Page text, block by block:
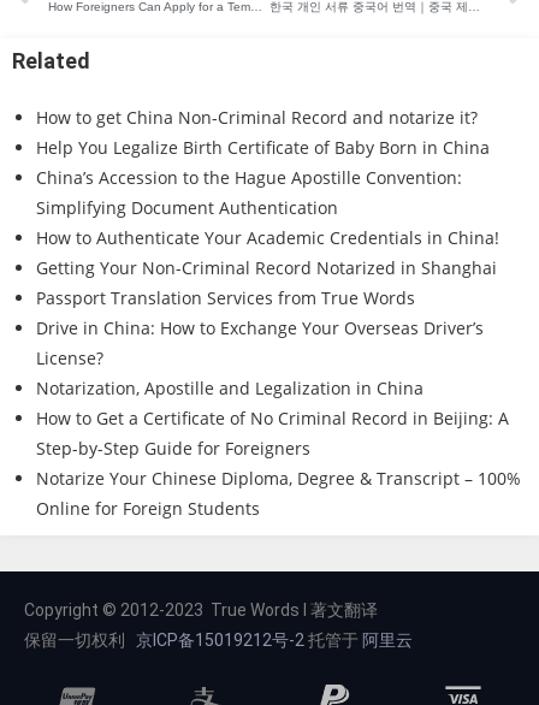
Related
How to get China Non-Criminal Record and notarize it?
Help You Legalize Birth Certificate of Baby Born in China
China’s Accession to the Hague Apostille Convention:
Simplifying Document Authentication
How to Authenticate Your Academic Credentials in China!
Getting Your Non-Criminal Record Notarized in Shanghai
Passport Translation Services from True Words
Drive in China: How to Exchange Your Overseas Driver’s
License?
Notarization, Apostille and Legalization in China
How to Get a Certificate of No Criminal Record in Beijing: A
Step-by-Step Guide for Foreigners
Notarize Your Chinese Diploma, Degree & Transcript – 100%
Online for Foreign Students
Copyright © 2012-2023 True Words I 著文翻译
保留一切权利
京ICP备15019212号-2托管于 阿里云